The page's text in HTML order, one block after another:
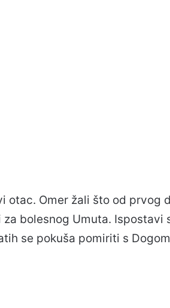
otac. Omer žali što od prvog
bolesnog Umuta. Ispostavi
se pokuša pomiriti s